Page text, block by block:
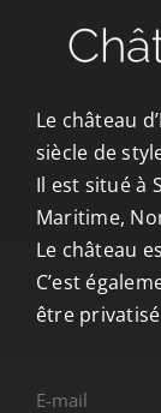
Le château
siècle de
Il est situé à
Maritime,
Le château
C’est
être
E-mail